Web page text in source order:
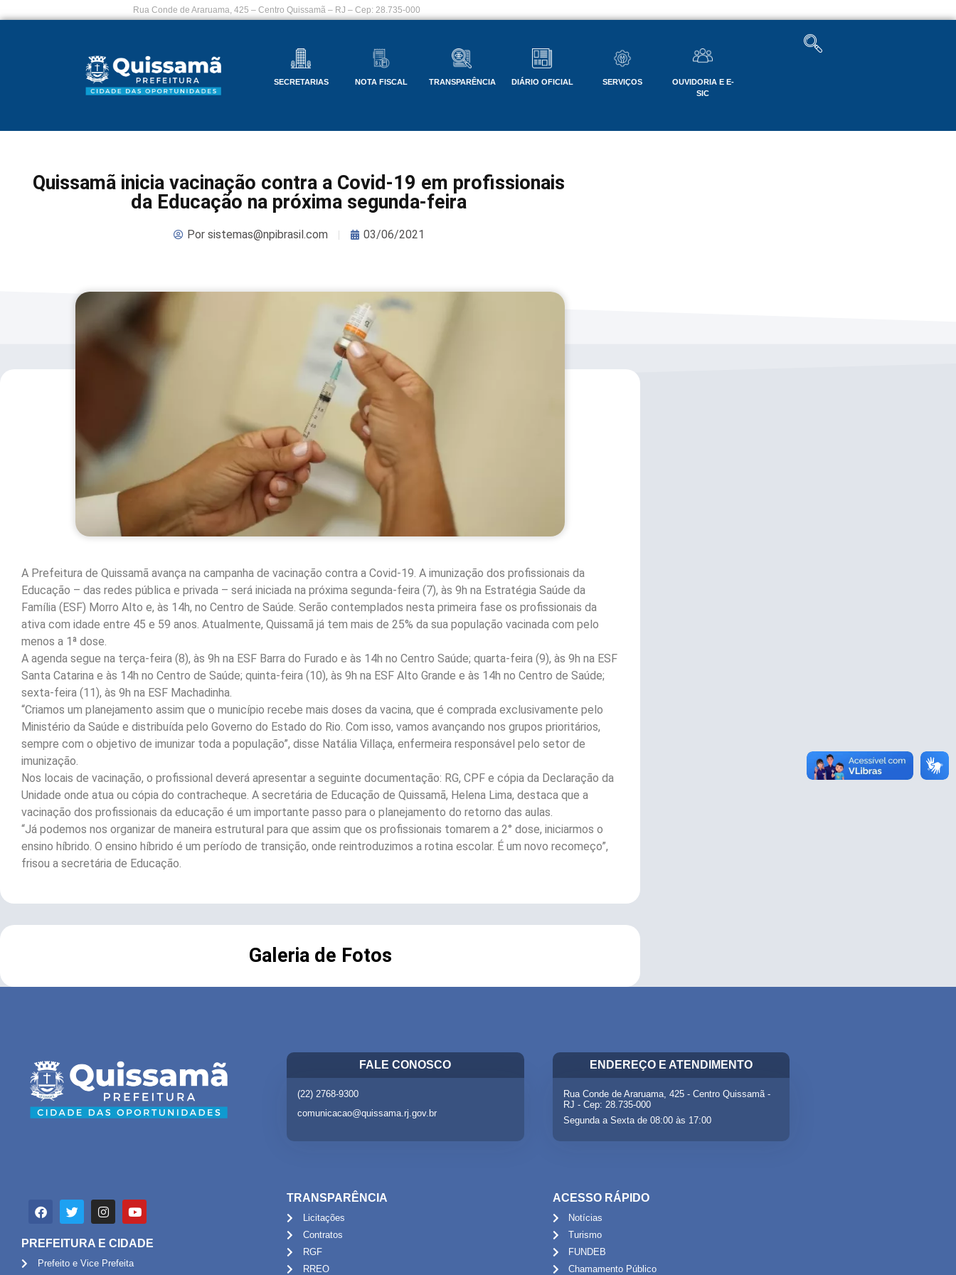
Rua Conde de Araruama, 425 – Centro Quissamã – RJ – Cep: 28.735-000
SECRETARIAS NOTA FISCAL TRANSPARÊNCIA DIÁRIO OFICIAL SERVIÇOS
OUVIDORIA E E-
SIC
Quissamã inicia vacinação contra a Covid-19 em profissionais
da Educação na próxima segunda-feira
Porsistemas@npibrasil.com 03/06/2021
A Prefeitura de Quissamã avança na campanha de vacinação contra a Covid-19. A imunização dos profissionais da
Educação – das redes pública e privada – será iniciada na próxima segunda-feira (7), às 9h na Estratégia Saúde da
Família (ESF) Morro Alto e, às 14h, no Centro de Saúde. Serão contemplados nesta primeira fase os profissionais da
ativa com idade entre 45 e 59 anos. Atualmente, Quissamã já tem mais de 25% da sua população vacinada com pelo
menos a 1ª dose.
A agenda segue na terça-feira (8), às 9h na ESF Barra do Furado e às 14h no Centro Saúde; quarta-feira (9), às 9h na ESF
Santa Catarina e às 14h no Centro de Saúde; quinta-feira (10), às 9h na ESF Alto Grande e às 14h no Centro de Saúde;
sexta-feira (11), às 9h na ESF Machadinha.
“Criamos um planejamento assim que o município recebe mais doses da vacina, que é comprada exclusivamente pelo
Ministério da Saúde e distribuída pelo Governo do Estado do Rio. Com isso, vamos avançando nos grupos prioritários,
sempre com o objetivo de imunizar toda a população”, disse Natália Villaça, enfermeira responsável pelo setor de
imunização.
Nos locais de vacinação, o profissional deverá apresentar a seguinte documentação: RG, CPF e cópia da Declaração da
Unidade onde atua ou cópia do contracheque. A secretária de Educação de Quissamã, Helena Lima, destaca que a
vacinação dos profissionais da educação é um importante passo para o planejamento do retorno das aulas.
“Já podemos nos organizar de maneira estrutural para que assim que os profissionais tomarem a 2° dose, iniciarmos o
ensino híbrido. O ensino híbrido é um período de transição, onde reintroduzimos a rotina escolar. É um novo recomeço”,
frisou a secretária de Educação.
Galeria de Fotos
FALE CONOSCO
(22) 2768-9300
comunicacao@quissama.rj.gov.br
ENDEREÇO E ATENDIMENTO
Rua Conde de Araruama, 425 - Centro Quissamã -
RJ - Cep: 28.735-000
Segunda a Sexta de 08:00 às 17:00
PREFEITURA E CIDADE
Prefeito e Vice Prefeita
TRANSPARÊNCIA
Licitações
Contratos
RGF
RREO
ACESSO RÁPIDO
Notícias
Turismo
FUNDEB
Chamamento Público